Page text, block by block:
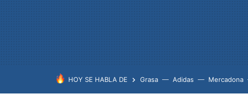
HOY SE HABLA DE Grasa Adidas Mercadona